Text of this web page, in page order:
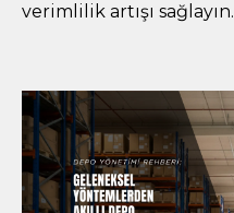
verimlilik artışı sağlayın.